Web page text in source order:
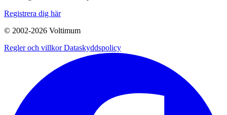
Registrera dig här
© 2002-2026 Voltimum
Regler och villkorDataskyddspolicy